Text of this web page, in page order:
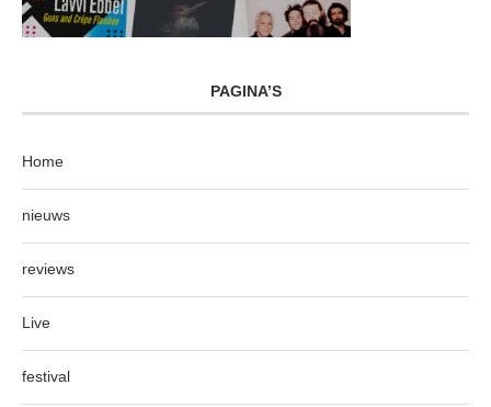
PAGINA’S
Home
nieuws
reviews
Live
festival